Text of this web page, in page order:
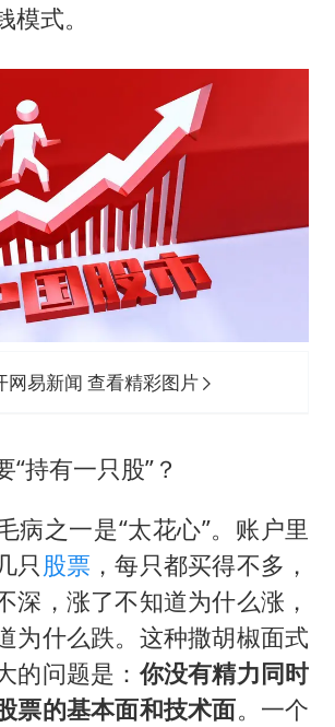
式。
网易新闻 查看精彩图片
“持有一只股”？
病之一是“太花心”。账户里
只 股票 ，每只都买得不多，
深，涨了不知道为什么涨，
为什么跌。这种撒胡椒面式
的问题是：你没有精力同时
票的基本面和技术面。一个